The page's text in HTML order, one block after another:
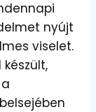
nyújt
viselet.